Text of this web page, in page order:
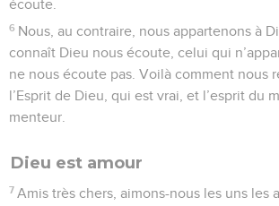
écoute.
6 Nous, au contraire, nous appartenons à
connaît Dieu nous écoute, celui qui
ne nous écoute pas. Voilà comment nous
l’Esprit de Dieu, qui est vrai, et l’esprit du
menteur.
Dieu est amour
7 Amis très chers, aimons-nous les uns les